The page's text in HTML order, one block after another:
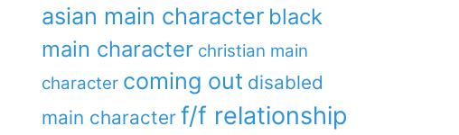
asian main character black
main character christian main
character coming out disabled
main character f/f relationship